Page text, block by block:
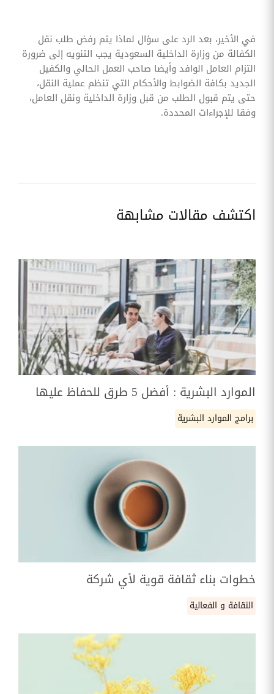
في الأخير، بعد الرد على سؤال لماذا يتم رفض طلب نقل
الكفالة من وزارة الداخلية السعودية يجب التنويه إلى ضرورة
التزام العامل الوافد وأيضا صاحب العمل الحالي والكفيل
الجديد بكافة الضوابط والأحكام التي تنظم عملية النقل،
حتى يتم قبول الطلب من قبل وزارة الداخلية ونقل العامل،
وفقا للإجراءات المحددة.
اكتشف مقالات مشابهة
الموارد البشرية : أفضل 5 طرق للحفاظ عليها
برامج الموارد البشرية
خطوات بناء ثقافة قوية لأي شركة
الثقافة و الفعالية